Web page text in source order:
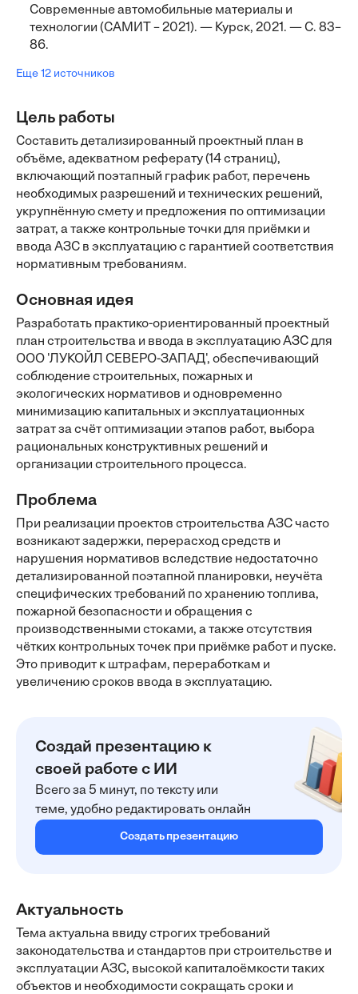
Современные автомобильные материалы и
технологии (САМИТ – 2021). — Курск, 2021. — С. 83–
86.
Еще 12 источников
Цель работы
Составить детализированный проектный план в
объёме, адекватном реферату (14 страниц),
включающий поэтапный график работ, перечень
необходимых разрешений и технических решений,
укрупнённую смету и предложения по оптимизации
затрат, а также контрольные точки для приёмки и
ввода АЗС в эксплуатацию с гарантией соответствия
нормативным требованиям.
Основная идея
Разработать практико-ориентированный проектный
план строительства и ввода в эксплуатацию АЗС для
ООО 'ЛУКОЙЛ СЕВЕРО-ЗАПАД', обеспечивающий
соблюдение строительных, пожарных и
экологических нормативов и одновременно
минимизацию капитальных и эксплуатационных
затрат за счёт оптимизации этапов работ, выбора
рациональных конструктивных решений и
организации строительного процесса.
Проблема
При реализации проектов строительства АЗС часто
возникают задержки, перерасход средств и
нарушения нормативов вследствие недостаточно
детализированной поэтапной планировки, неучёта
специфических требований по хранению топлива,
пожарной безопасности и обращения с
производственными стоками, а также отсутствия
чётких контрольных точек при приёмке работ и пуске.
Это приводит к штрафам, переработкам и
увеличению сроков ввода в эксплуатацию.
Создай презентацию к
своей работе с ИИ
Всего за 5 минут, по тексту или
теме, удобно редактировать онлайн
Создать презентацию
Актуальность
Тема актуальна ввиду строгих требований
законодательства и стандартов при строительстве и
эксплуатации АЗС, высокой капиталоёмкости таких
объектов и необходимости сокращать сроки и